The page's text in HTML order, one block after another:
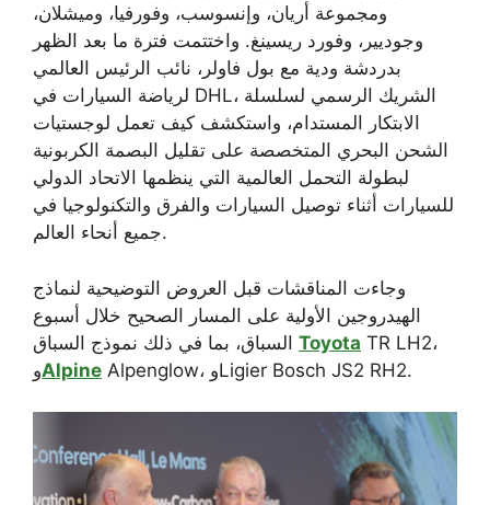
ومجموعة أريان، وإنسوسب، وفورفيا، وميشلان،
وجوديير، وفورد ريسينغ. واختتمت فترة ما بعد الظهر
بدردشة ودية مع بول فاولر، نائب الرئيس العالمي
لرياضة السيارات في DHL، الشريك الرسمي لسلسلة
الابتكار المستدام، واستكشف كيف تعمل لوجستيات
الشحن البحري المتخصصة على تقليل البصمة الكربونية
لبطولة التحمل العالمية التي ينظمها الاتحاد الدولي
للسيارات أثناء توصيل السيارات والفرق والتكنولوجيا في
جميع أنحاء العالم.
وجاءت المناقشات قبل العروض التوضيحية لنماذج
الهيدروجين الأولية على المسار الصحيح خلال أسبوع
Toyota TR LH2،
وAlpine Alpenglow، وLigier Bosch JS2 RH2.